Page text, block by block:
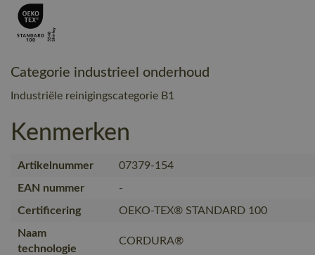
Categorie industrieel onderhoud
Industriële reinigingscategorie B1
Kenmerken
Artikelnummer
07379-154
EAN nummer
-
Certificering
OEKO-TEX® STANDARD 100
Naam
technologie
CORDURA®